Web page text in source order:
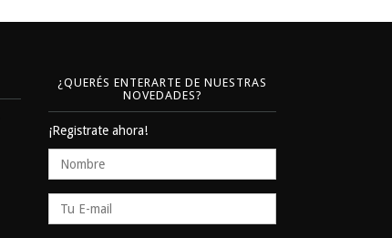
¿QUERÉS ENTERARTE DE NUESTRAS
NOVEDADES?
¡Registrate ahora!